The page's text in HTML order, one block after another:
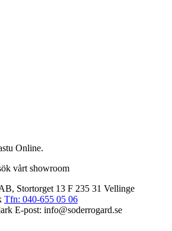
Online.
vårt showroom
Stortorget 13 F 235 31 Vellinge
Tfn: 040-655 05 06
E-post: info@soderrogard.se